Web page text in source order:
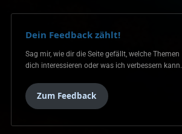
Dein Feedback zählt!
Sag mir, wie dir die Seite gefällt, welche Themen
dich interessieren oder was ich verbessern kann.
Zum Feedback